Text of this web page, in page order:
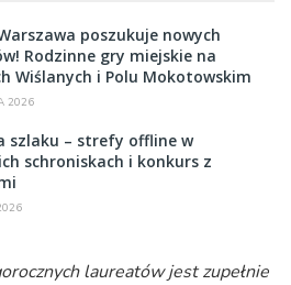
poszukuje nowych
Rodzinne gry miejskie na
Wiślanych i Polu Mokotowskim
2026
szlaku – strefy offline w
schroniskach i konkurs z
laureatów jest zupełnie